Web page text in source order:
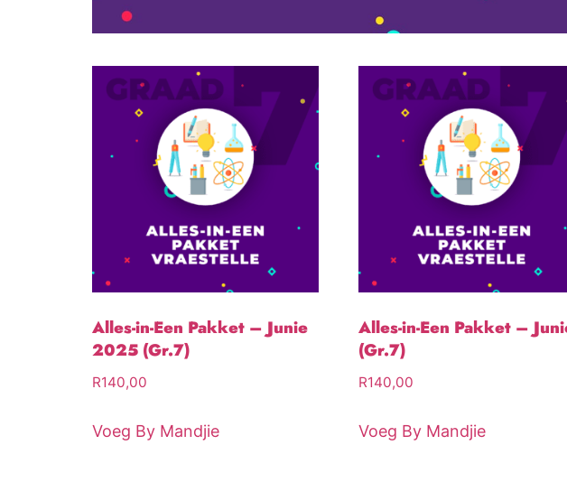
Alles-in-Een Pakket – Junie
2025 (Gr.7)
R140,00
Voeg By Mandjie
Alles-in-Een Pakket –
(Gr.7)
R140,00
Voeg By Mandjie